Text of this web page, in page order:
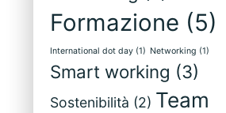
Formazione (5)
International dot day (1) Networking (1)
Smart working (3)
Sostenibilità (2) Team